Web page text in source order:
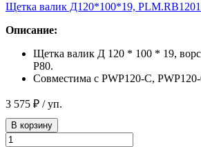
Щетка валик Д120*100*19,
Описание:
Щетка валик Д 120 * 100 * 19,
Р80.
Cовместима с PWP120-C,
3 575 ₽ / уп.
В корзину